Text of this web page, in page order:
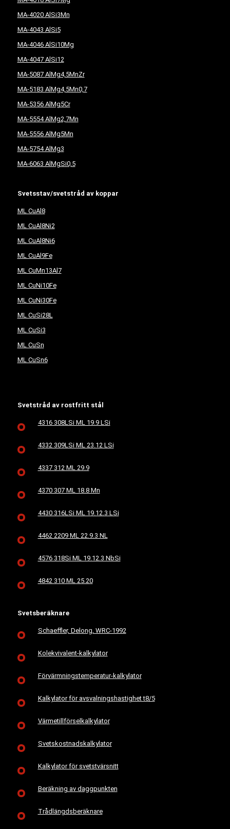
MA-4020 AlSi3Mn
MA-4043 AlSi5
MA-4046 AlSi10Mg
MA-4047 AlSi12
MA-5087 AlMg4,5MnZr
MA-5183 AlMg4,5Mn0,7
MA-5356 AlMg5Cr
MA-5554 AlMg2,7Mn
MA-5556 AlMg5Mn
MA-5754 AlMg3
MA-6063 AlMgSi0,5
Svetsstav/svetstråd av koppar
ML CuAl8
ML CuAl8Ni2
ML CuAl8Ni6
ML CuAl9Fe
ML CuMn13Al7
ML CuNi10Fe
ML CuNi30Fe
ML CuSi28L
ML CuSi3
ML CuSn
ML CuSn6
Svetstråd av rostfritt stål
4316 308LSi ML 19.9 LSi
4332 309LSi ML 23.12 LSi
4337 312 ML 29.9
4370 307 ML 18.8 Mn
4430 316LSi ML 19.12.3 LSi
4462 2209 ML 22.9.3 NL
4576 318Si ML 19.12.3 NbSi
4842 310 ML 25.20
Svetsberäknare
Schaeffler, Delong, WRC-1992
Kolekvivalent-kalkylator
Förvärmningstemperatur-kalkylator
Kalkylator för avsvalningshastighet t8/5
Värmetillförselkalkylator
Svetskostnadskalkylator
Kalkylator för svetstvärsnitt
Beräkning av daggpunkten
Trådlängdsberäknare